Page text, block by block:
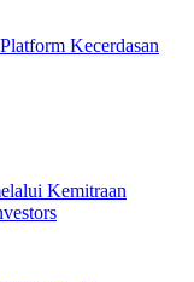
Kecerdasan
Kemitraan